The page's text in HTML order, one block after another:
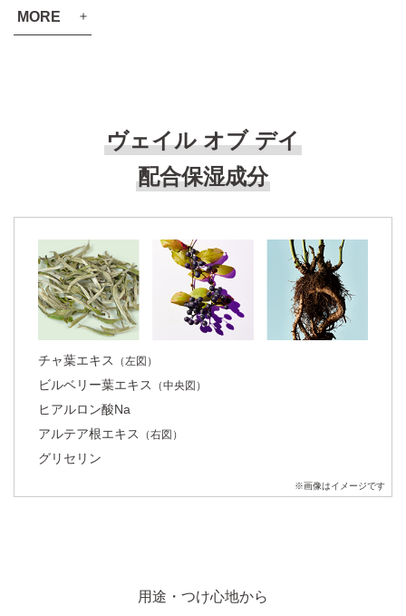
MORE
美ST 2022年上半期ベストSSTコスメ大賞
美的GRAND 美容賢者が選ぶ2022年上半期ベストコスメ
ア部門 第1位
InRed 2022年上半期ベストコスメ
スキンケア編 日焼け止め部門1位
otona MUSE2022年上半期ベストコスメ
スキンケア編日焼け止め部門 第1位
&ROSY 2022年上半期ベストコスメ
美容賢者編マルチプロテクトUV部門 第1位
MORE ベストコスメ2022上半期
プライマー部門 第2位
GLOW 2022年上半期ベストコスメ
UVケア部門 第2位
ヴェイル オブ デイ
配合保湿成分
チャ葉エキス （左図）
ビルベリー葉エキス （中央図）
ヒアルロン酸Na
アルテア根エキス
（右図）
グリセリン
※画像はイメージです
用途・つけ心地から